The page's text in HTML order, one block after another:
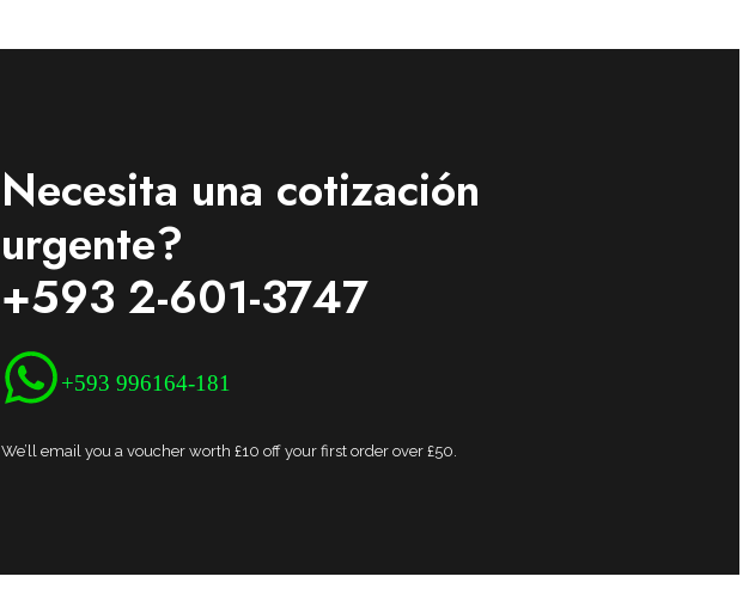
Necesita una cotización
urgente?
+593 2-601-3747
+593 996164-181
We’ll email you a voucher worth £10 off your first order over £50.